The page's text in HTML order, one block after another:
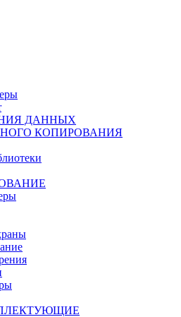
ДАННЫХ
КОПИРОВАНИЯ